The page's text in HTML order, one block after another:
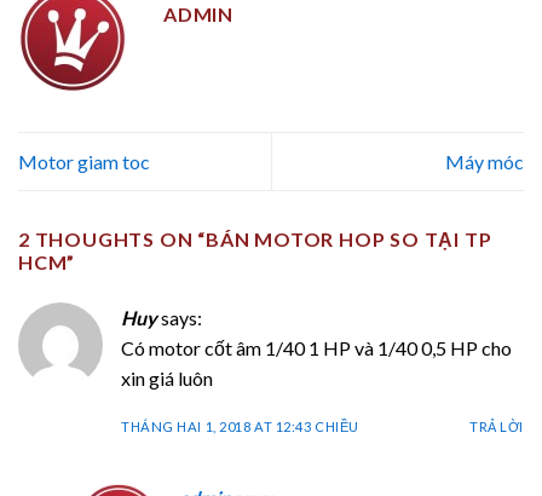
ADMIN
Motor giam toc Máy móc
2 THOUGHTS ON “BÁN MOTOR HOP SO TẠI TP
HCM”
Huysays:
Có motor cốt âm 1/40 1 HP và 1/40 0,5 HP cho
xin giá luôn
THÁNG HAI 1, 2018 AT 12:43 CHIỀU TRẢ LỜI